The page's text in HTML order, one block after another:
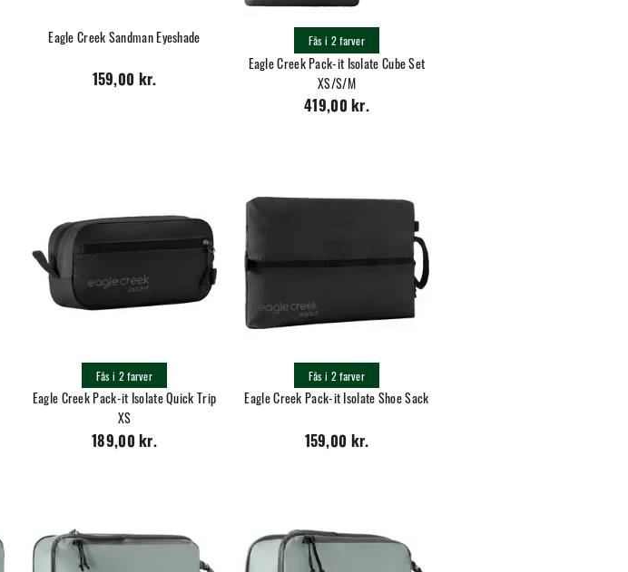
Eagle Creek Sandman Eyeshade
159,00 kr.
Eagle Creek Pack-it Isolate Cube Set
XS/S/M
419,00 kr.
Fås i 2 farver
Eagle Creek Pack-it Isolate Quick Trip
XS
189,00 kr.
Fås i 2 farver
Eagle Creek Pack-it Isolate Shoe Sack
159,00 kr.
Fås i 2 farver